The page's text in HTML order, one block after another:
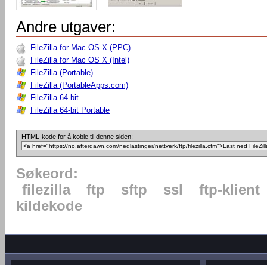
Andre utgaver:
FileZilla for Mac OS X (PPC)
FileZilla for Mac OS X (Intel)
FileZilla (Portable)
FileZilla (PortableApps.com)
FileZilla 64-bit
FileZilla 64-bit Portable
HTML-kode for å koble til denne siden:
Søkeord:
filezilla
ftp sftp ssl
ftp-klient
kildekode